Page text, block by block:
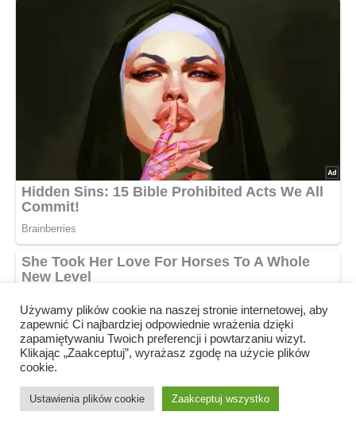
Używamy plików cookie na naszej stronie internetowej, aby
zapewnić Ci najbardziej odpowiednie wrażenia dzięki
zapamiętywaniu Twoich preferencji i powtarzaniu wizyt.
Klikając „Zaakceptuj”, wyrażasz zgodę na użycie plików
cookie.
Ustawienia plików cookie Zaakceptuj wszystko